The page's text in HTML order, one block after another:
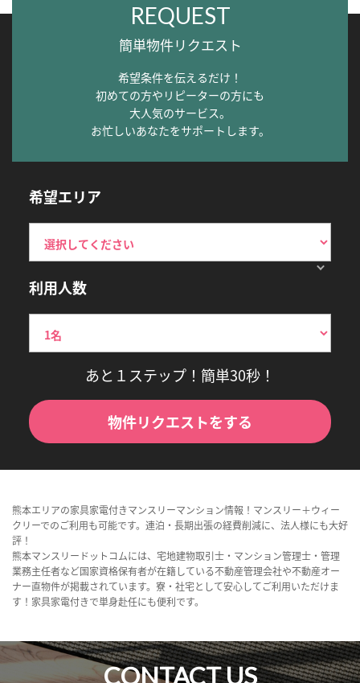
REQUEST
簡単物件リクエスト
希望条件を伝えるだけ！
初めての方やリピーターの方にも
大人気のサービス。
お忙しいあなたをサポートします。
希望エリア
利用人数
あと１ステップ！簡単30秒！
物件リクエストをする
熊本エリアの家具家電付きマンスリーマンション情報！マンスリー＋ウィー
クリーでのご利用も可能です。連泊・長期出張の経費削減に、法人様にも大好
評！
熊本マンスリードットコムには、宅地建物取引士・マンション管理士・管理
業務主任者など国家資格保有者が在籍している不動産管理会社や不動産オー
ナー直物件が掲載されています。寮・社宅として安心してご利用いただけま
す！家具家電付きで単身赴任にも便利です。
CONTACT US